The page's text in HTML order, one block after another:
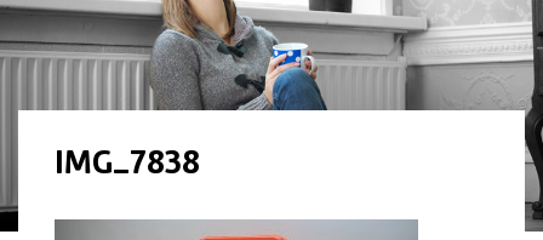
IMG_7838